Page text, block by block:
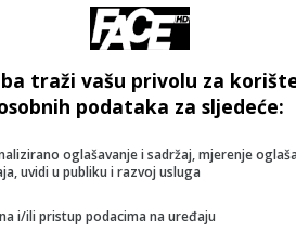
EU na Bosnu i
mentori nego
PDP-a:
vjeruju da treba
traži vašu privolu za
podataka za sljedeće:
oglašavanje i sadržaj, mjerenje
uvidi u publiku i razvoj usluga
i/ili pristup podacima na uređaju